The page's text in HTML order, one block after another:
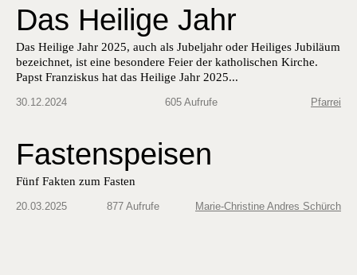
Das Heilige Jahr
Das Heilige Jahr 2025, auch als Jubel­jahr oder Heiliges Jubiläum
beze­ich­net, ist eine beson­dere Feier der katholis­chen Kirche.
Papst Franziskus hat das Heilige Jahr 2025...
30.12.2024 605 Aufrufe Pfarrei
Fastenspeisen
Fünf Fakten zum Fasten
20.03.2025 877 Aufrufe Marie-Christine Andres Schürch